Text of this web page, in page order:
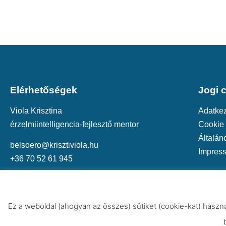
Elérhetőségek
Viola Krisztina
érzelmiintelligencia-fejlesztő mentor
belsoero@krisztiviola.hu
+36 70 52 61 945
Jogi
Cookie
© 2021 Vendula
Ez a weboldal (ahogyan az összes) sütiket (cookie-kat)